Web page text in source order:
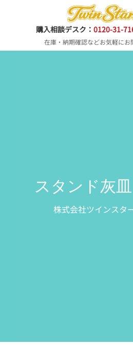
購入相談デスク： 0120-31-
在庫・納期確認などお気軽にお
スタンド灰
株式会社ツインスタ